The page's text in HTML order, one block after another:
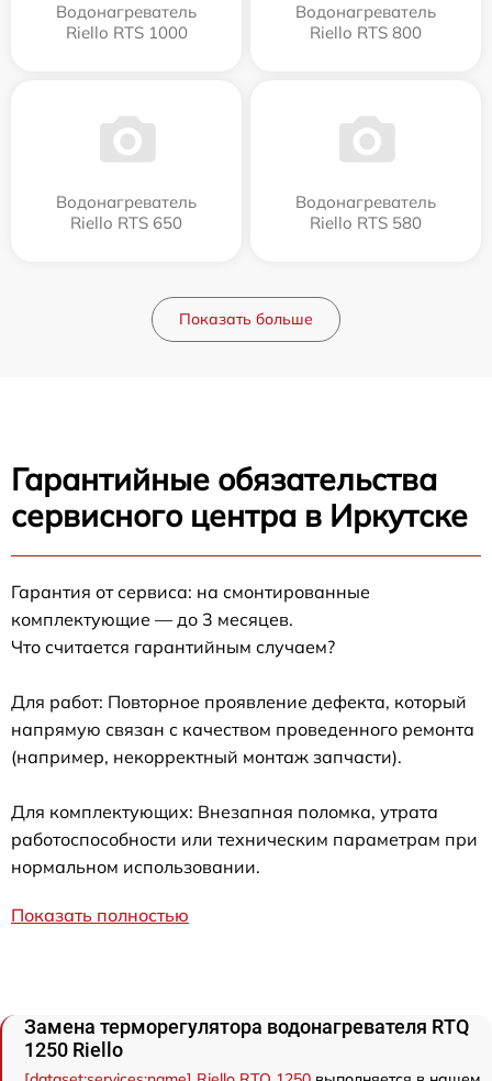
Водонагреватель
Riello RTS 1000
Водонагреватель
Riello RTS 800
Водонагреватель
Riello RTS 650
Водонагреватель
Riello RTS 580
Показать больше
Гарантийные обязательства
сервисного центра в Иркутске
Гарантия от сервиса: на смонтированные
комплектующие — до 3 месяцев.
Что считается гарантийным случаем?
Для работ: Повторное проявление дефекта, который
напрямую связан с качеством проведенного ремонта
(например, некорректный монтаж запчасти).
Для комплектующих: Внезапная поломка, утрата
работоспособности или техническим параметрам при
нормальном использовании.
Показать полностью
Замена терморегулятора водонагревателя RTQ
1250 Riello